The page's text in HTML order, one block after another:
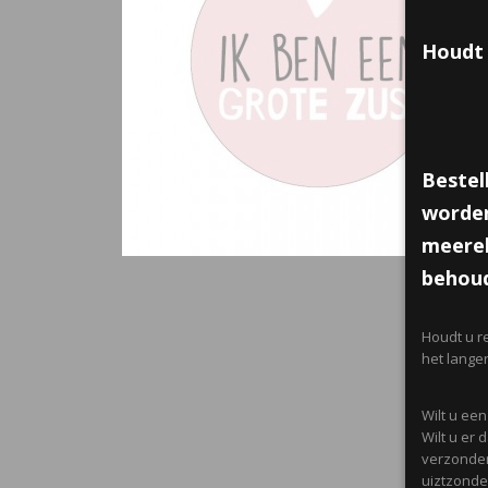
Houdt u
het
Wilt u
Wilt u er